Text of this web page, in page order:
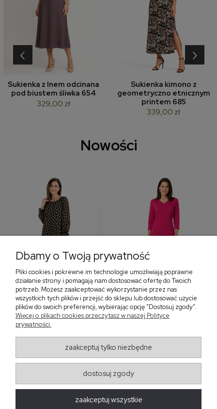
Sukienka z lnem odcinana
pod biustem śliwka 654
329,00 zł
Sukienka kimono z
geometryczno etnicznym
printem 685
339,00 zł
‹ ›
Nowości
Sukienka z falbaną i
bufiastym rękawem w
405,30 zł
Sukienka z dekoltem w
299,00 zł
‹
Regulaminy
Obsługa zamówień
Dbamy o Twoją prywatność
Pliki cookies i pokrewne im technologie umożliwiają poprawne
działanie strony i pomagają nam dostosować ofertę do Twoich
potrzeb. Możesz zaakceptować wykorzystanie przez nas
wszystkich tych plików i przejść do sklepu lub dostosować użycie
plików do swoich preferencji, wybierając opcję "Dostosuj zgody".
Więcej o plikach cookies przeczytasz w naszej Polityce
prywatności.
zaakceptuj tylko niezbędne
dostosuj zgody
zaakceptuj wszystkie